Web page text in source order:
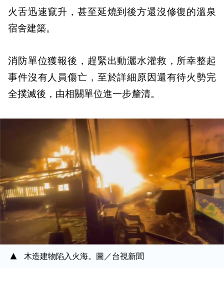
火舌迅速竄升，甚至延燒到後方還沒修復的溫泉
宿舍建築。
消防單位獲報後，趕緊出動灑水灌救，所幸整起
事件沒有人員傷亡，至於詳細原因還有待火勢完
全撲滅後，由相關單位進一步釐清。
木造建物陷入火海。圖／台視新聞